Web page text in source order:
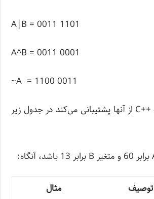
A|B = 0011 1101
A^B = 0011 0001
A = 1100 0011~
عملگرهای بیتی که ++C از آنها پشتیبانی می‌کند در جدول زیر
توصیف مثال